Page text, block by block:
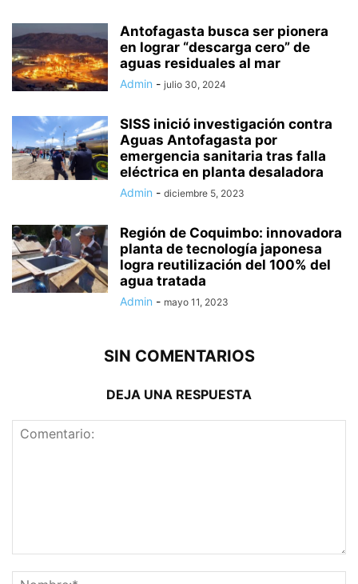
Antofagasta busca ser pionera
en lograr “descarga cero” de
aguas residuales al mar
Admin - julio 30, 2024
SISS inició investigación contra
Aguas Antofagasta por
emergencia sanitaria tras falla
eléctrica en planta desaladora
Admin - diciembre 5, 2023
Región de Coquimbo: innovadora
planta de tecnología japonesa
logra reutilización del 100% del
agua tratada
Admin - mayo 11, 2023
SIN COMENTARIOS
DEJA UNA RESPUESTA